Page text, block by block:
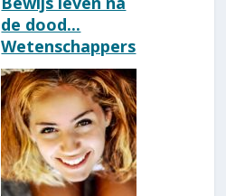
de dood...
Wetenschappers
: de ziel sterft
niet